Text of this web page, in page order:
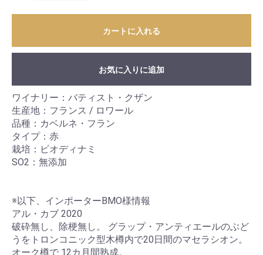
カートに入れる
お気に入りに追加
ワイナリー：バティスト・クザン
生産地：フランス / ロワール
品種：カベルネ・フラン
タイプ：赤
栽培：ビオディナミ
SO2：無添加
※以下、インポーターBMO様情報
アル・カブ 2020
破砕無し、除梗無し。 グラップ・アンティエールのぶど
うをトロンコニック型木樽内で20日間のマセラシオン。
オーク樽で 12カ月間熟成。